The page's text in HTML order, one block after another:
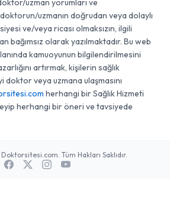
uzman yorumları ve
uzmanın doğrudan veya dolaylı
ve/veya ricası olmaksızın, ilgili
bağımsız olarak yazılmaktadır. Bu web
kamuoyunun bilgilendirilmesini
artırmak, kişilerin sağlık
doktor veya uzmana ulaşmasını
herhangi bir Sağlık Hizmeti
herhangi bir öneri ve tavsiyede
Tüm Hakları Saklıdır.